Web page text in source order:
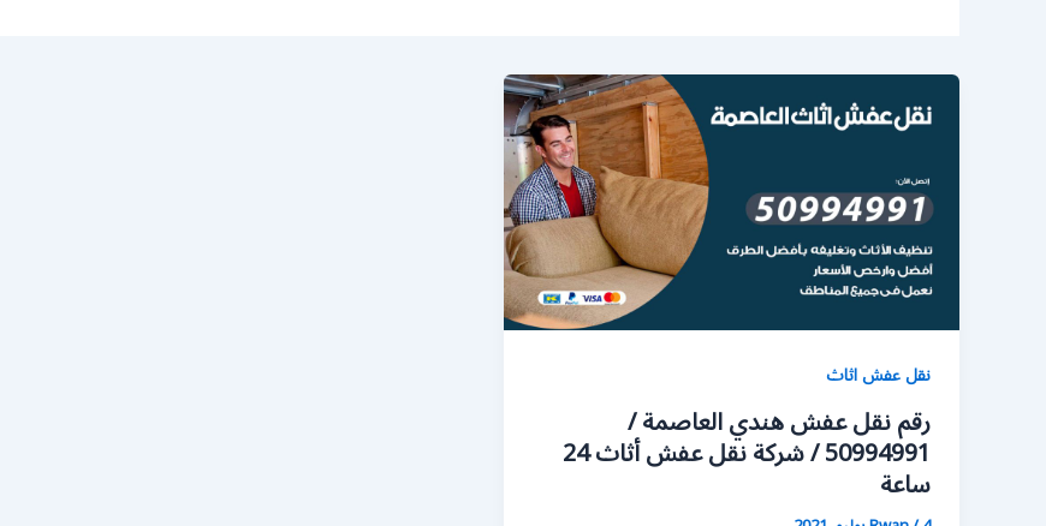
نقل عفش اثاث
رقم نقل عفش هندي العاصمة /
50994991 / شركة نقل عفش أثاث 24
ساعة